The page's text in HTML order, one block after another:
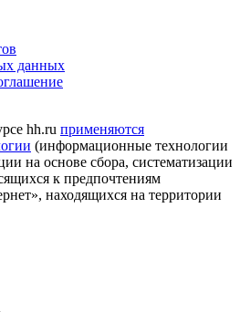
данных
hh.ru применяются
(информационные технологии
на основе сбора, систематизации
к предпочтениям
находящихся на территории